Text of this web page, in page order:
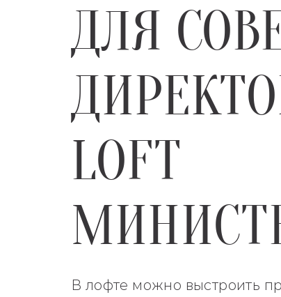
ДЛЯ
LOFT
В лофте можно выстроить